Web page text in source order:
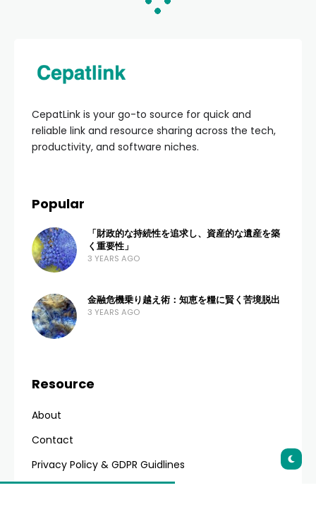
Review Kesehatan
Mental Halal: Panduan
Sesuai Syariat Islam
ADMIN
4 MONTHS AGO
4 VIEWS 0 COMMENTS
Daftar Isi
Apa Itu Kesehatan Mental Halal?
Penting Bagi Muslim?
Aspek Utama dalam Review Kesehatan
Mental Halal